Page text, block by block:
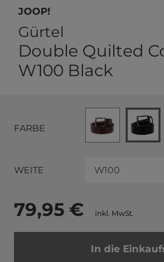
JOOP!
Gürtel
Double Quilted
W100 Black
FARBE
WEITE
79,95 € inkl. MwSt.
In die